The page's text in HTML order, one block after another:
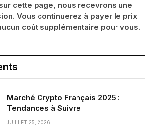
cette page, nous recevrons une
Vous continuerez à payer le prix
coût supplémentaire pour vous.
Marché Crypto Français 2025 :
Tendances à Suivre
JUILLET 25, 2026